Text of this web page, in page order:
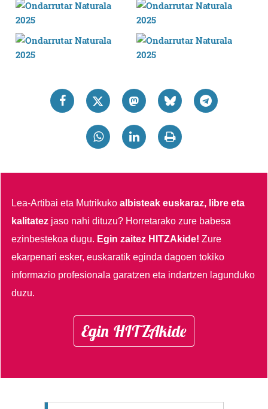
Lea-Artibai eta Mutrikukoalbisteak euskaraz, libre eta
kalitatez jaso nahi dituzu? Horretarako zure babesa
ezinbestekoa dugu. Egin zaitez HITZAkide!Zure
ekarpenari esker, euskaratik eginda dagoen tokiko
informazio profesionala garatzen eta indartzen lagunduko
duzu.
Egin HITZAkide